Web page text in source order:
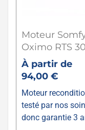
Moteur
Oximo RTS
À partir de
94,00 €
Moteur
testé par nos
donc garantie 3